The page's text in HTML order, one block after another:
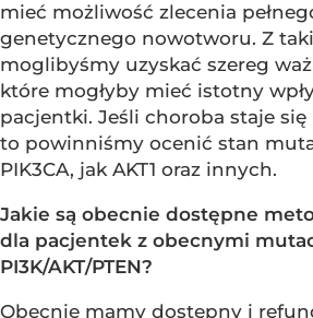
mieć możliwość zlecenia
genetycznego nowotworu. Z
moglibyśmy uzyskać szereg
które mogłyby mieć istotny
pacjentki. Jeśli choroba staje
to powinniśmy ocenić stan
PIK3CA, jak AKT1 oraz innych.
Jakie są obecnie dostępne
dla pacjentek z obecnymi
PI3K/AKT/PTEN?
Obecnie mamy dostępny i